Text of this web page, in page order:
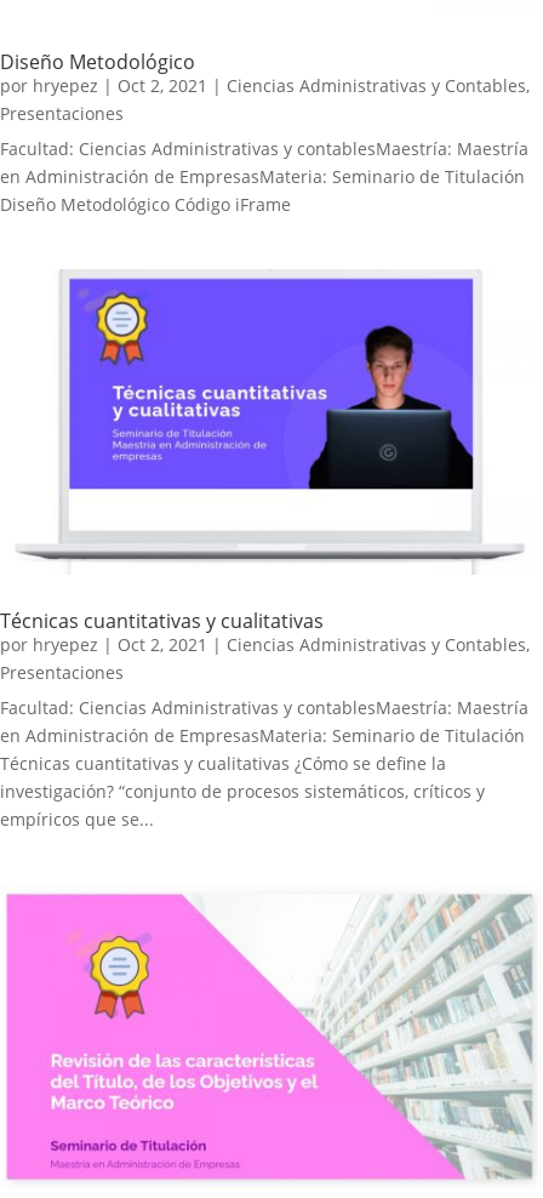
Diseño Metodológico
por hryepez | Oct 2, 2021 | Ciencias Administrativas y Contables,
Presentaciones
Facultad: Ciencias Administrativas y contablesMaestría: Maestría
en Administración de EmpresasMateria: Seminario de Titulación
Diseño Metodológico Código iFrame
Técnicas cuantitativas y cualitativas
por hryepez | Oct 2, 2021 | Ciencias Administrativas y Contables,
Presentaciones
Facultad: Ciencias Administrativas y contablesMaestría: Maestría
en Administración de EmpresasMateria: Seminario de Titulación
Técnicas cuantitativas y cualitativas ¿Cómo se define la
investigación? “conjunto de procesos sistemáticos, críticos y
empíricos que se...